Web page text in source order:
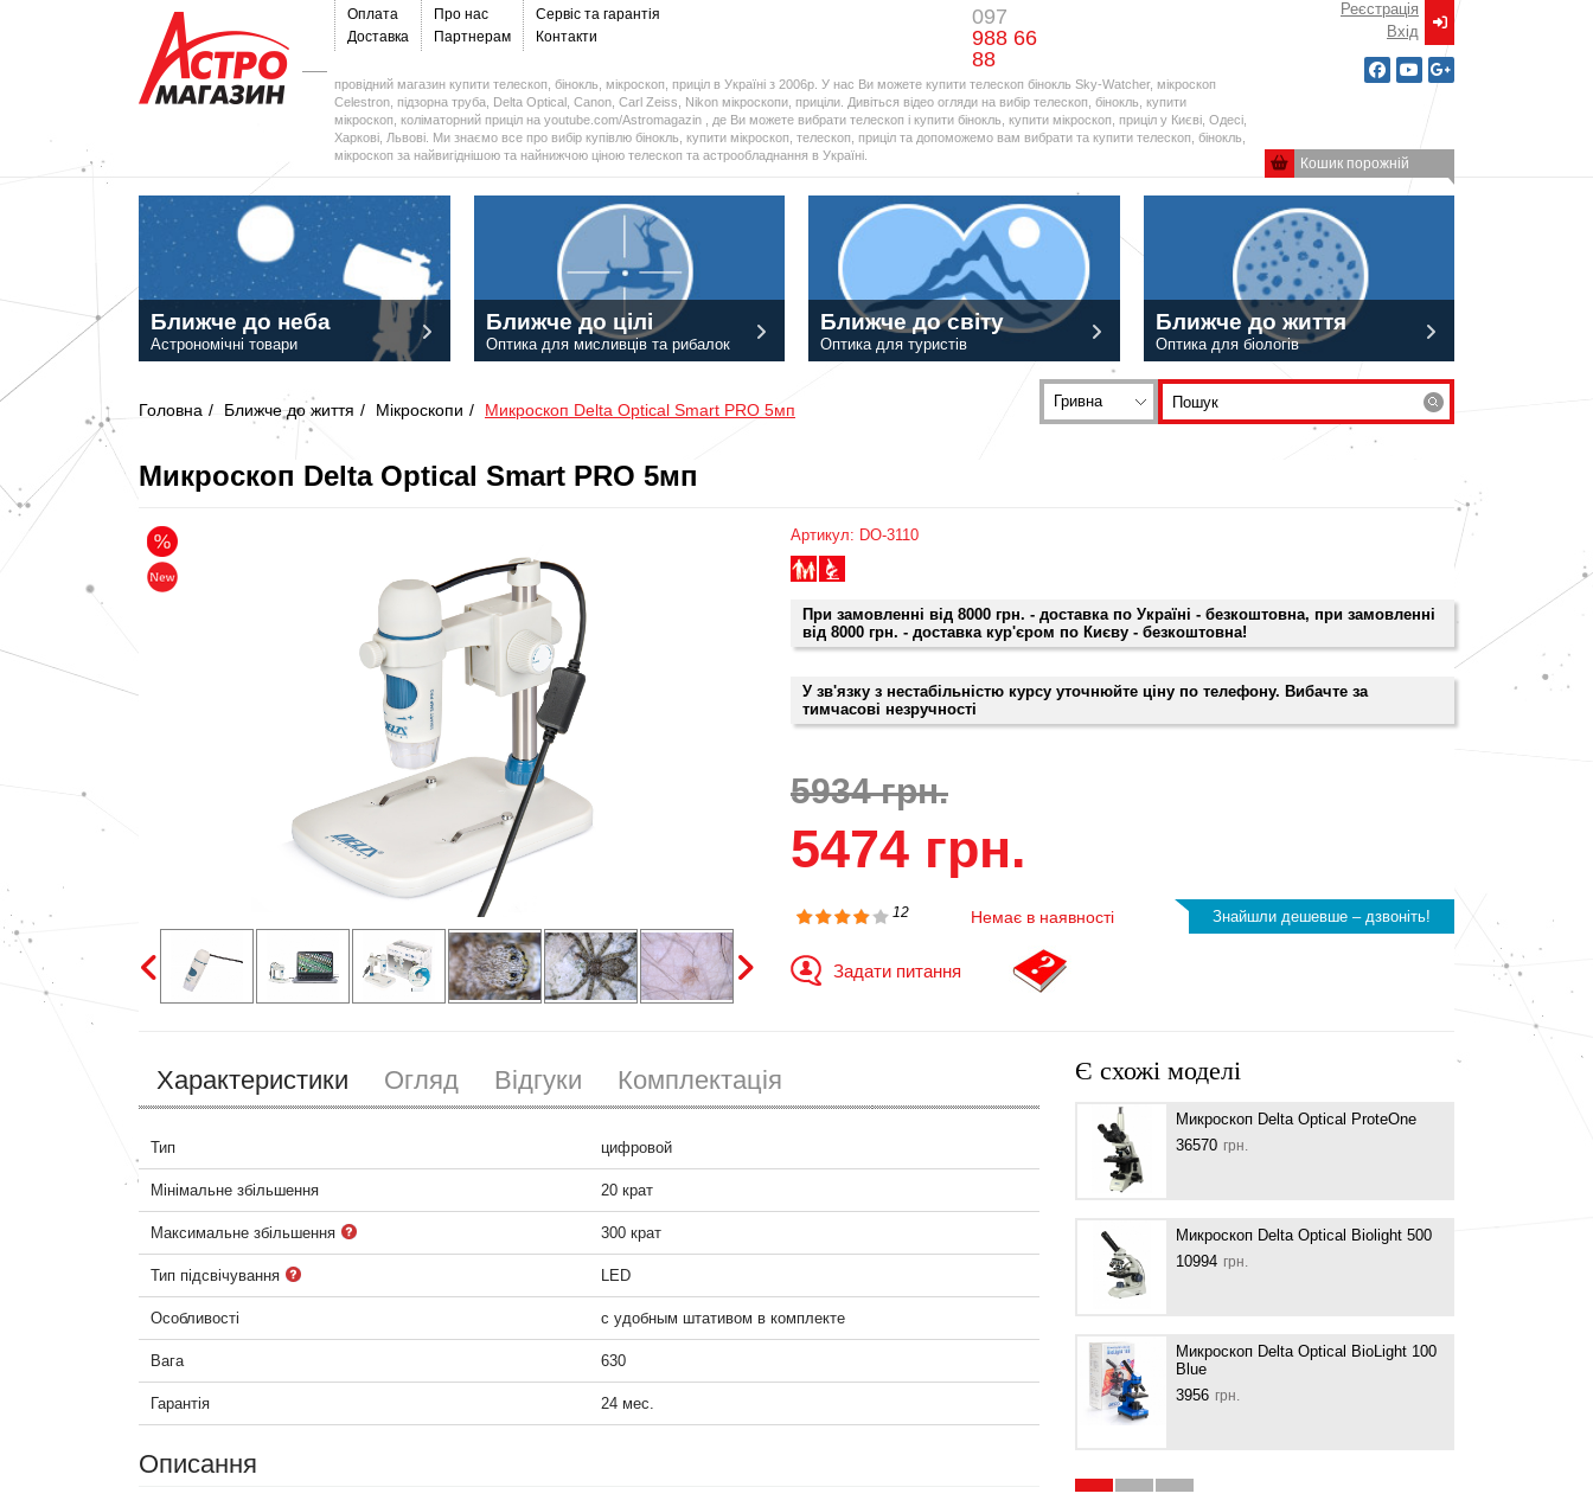
Оплата
Доставка
Про нас
Партнерам
Сервіс та гарантія
Контакти
097
988 66
88
провідний магазин купити телескоп, бінокль, мікроскоп, приціл в Україні з 2006р. У нас Ви можете купити телескоп бінокль Sky-Watcher, мікроскоп
Celestron, підзорна труба, Delta Optical, Canon, Carl Zeiss, Nikon мікроскопи, приціли. Дивіться відео огляди на вибір телескоп, бінокль, купити
мікроскоп, коліматорний приціл на youtube.com/Astromagazin , де Ви можете вибрати телескоп і купити бінокль, купити мікроскоп, приціл у Києві, Одесі,
Харкові, Львові. Ми знаємо все про вибір купівлю бінокль, купити мікроскоп, телескоп, приціл та допоможемо вам вибрати та купити телескоп, бінокль,
мікроскоп за найвигіднішою та найнижчою ціною телескоп та астрообладнання в Україні.
Реєстрація
Вxід
Кошик порожній
Ближче до неба
Астрономічні товари
Ближче до цілі
Оптика для мисливців та рибалок
Ближче до світу
Оптика для туристів
Ближче до життя
Оптика для біологів
Головна / Ближче до життя / Мікроскопи / Микроскоп Delta Optical Smart PRO 5мп Гривна
Микроскоп Delta Optical Smart PRO 5мп
Артикул: DO-3110
При замовленні від 8000 грн. - доставка по Україні - безкоштовна, при замовленні
від 8000 грн. - доставка кур'єром по Києву - безкоштовна!
У зв'язку з нестабільністю курсу уточнюйте ціну по телефону. Вибачте за
тимчасові незручності
5934 грн.
5474 грн.
12 Немає в наявності Знайшли дешевше – дзвоніть!
Задати питання
Характеристики Огляд Відгуки Комплектація
Тип цифровой
Мінімальне збільшення 20 крат
Максимальне збільшення 300 крат
Тип підсвічування LED
Особливості с удобным штативом в комплекте
Вага 630
Гарантія 24 мес.
Описання
Є схожі моделі
83674
Микроскоп Delta Optical ProteOne
36570 грн.
Микроскоп Delta Optical Biolight 500
10994 грн.
Микроскоп Delta Optical BioLight 100
Blue
3956 грн.